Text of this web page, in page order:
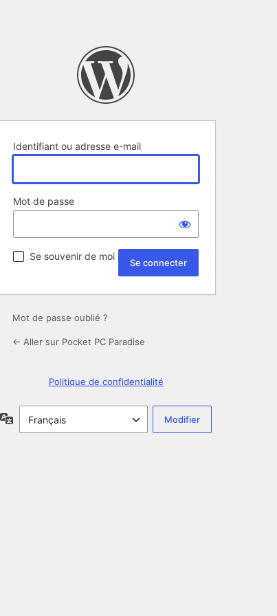
Identifiant ou adresse e-mail
Mot de passe
Se souvenir de moi
Mot de passe oublié ?
← Aller sur Pocket PC Paradise
Politique de confidentialité
Langue